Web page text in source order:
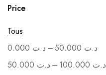
Price
Tous
د.ت – د.ت
د.ت – د.ت